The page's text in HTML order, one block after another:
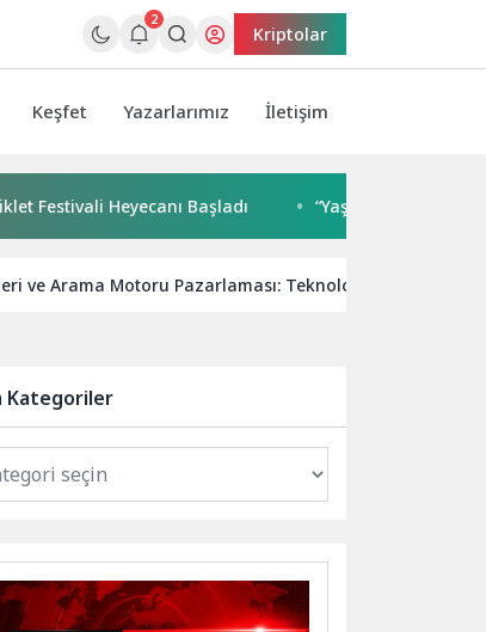
2
Kriptolar
Keşfet Yazarlarımız İletişim
Heyecanı Başladı “Yaşamdan Yazıya”
ve Arama Motoru Pazarlaması: Teknoloji ile Uyumlu
Kategoriler